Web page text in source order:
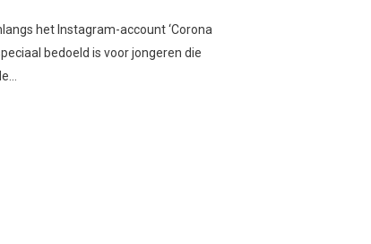
het Instagram-account ‘Corona
bedoeld is voor jongeren die